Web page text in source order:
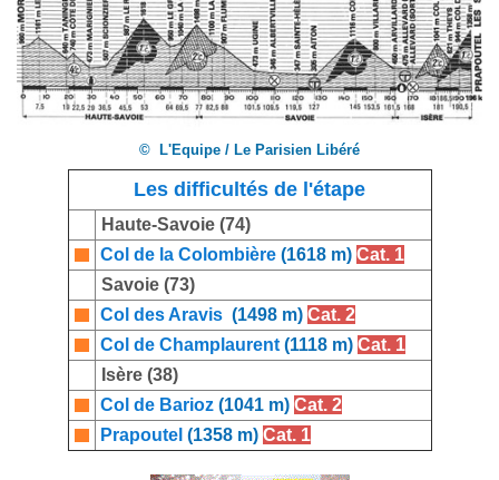
© L'Equipe / Le Parisien Libéré
Les difficultés de l'étape
Haute-Savoie (74)
Col de la Colombière(1618 m) Cat. 1
Savoie (73)
Col des Aravis(1498 m) Cat. 2
Col de Champlaurent(1118 m) Cat. 1
Isère (38)
Col de Barioz(1041 m) Cat. 2
Prapoutel (1358 m) Cat. 1